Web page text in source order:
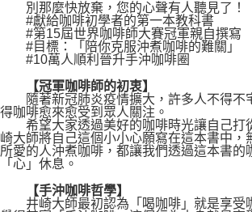
別那麼快放棄，您的心聲有人聽見了！
#獻給咖啡初學者的第一本教科書
#第15屆世界咖啡師大賽冠軍親自撰寫
#目標：「陪你克服沖煮咖啡的難關」
#10萬人順利晉升手沖咖啡圈
【冠軍咖啡師的初衷】
隨著新冠肺炎疫情擴大，許多人不得不
得咖啡愈來愈受到眾人關注。
希望大家透過美好的咖啡時光讓自己打
崎大師將自己這個小小心願寫在這本書中，
所愛的人沖煮咖啡，都讓我們透過這本書的
「心」休息。
【手沖咖啡哲學】
井崎大師最初認為「喝咖啡」就是享受